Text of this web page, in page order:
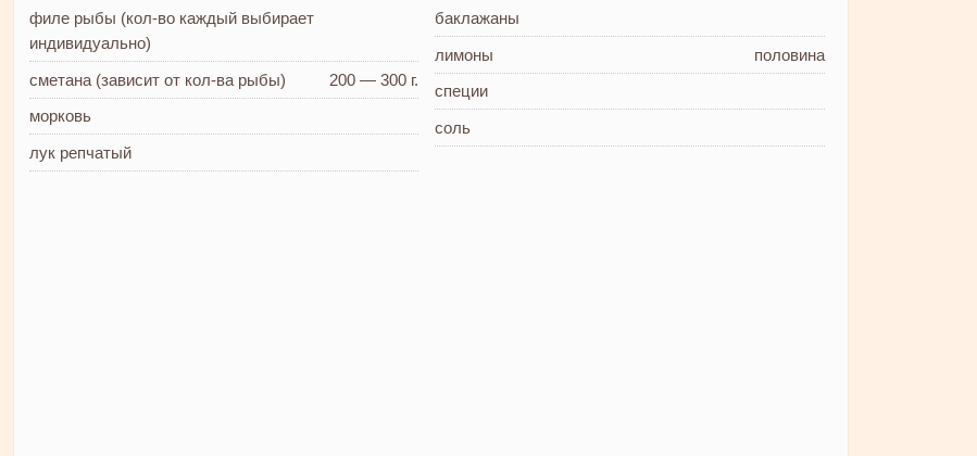
филе рыбы (кол-во каждый выбирает
индивидуально)
сметана (зависит от кол-ва рыбы)
200 — 300 г.
морковь
лук репчатый
баклажаны
лимоны
половина
специи
соль